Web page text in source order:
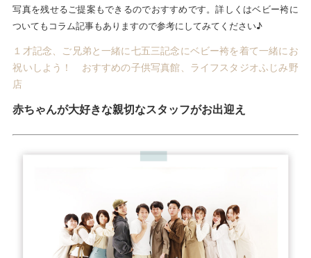
写真を残せるご提案もできるのでおすすめです。詳しくはベビー袴に
ついてもコラム記事もありますので参考にしてみてください♪
１才記念、ご兄弟と一緒に七五三記念にベビー袴を着て一緒にお
祝いしよう！ おすすめの子供写真館、ライフスタジオふじみ野
店
赤ちゃんが大好きな親切なスタッフがお出迎え